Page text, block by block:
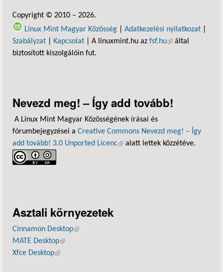
Copyright © 2010 – 2026.
Linux Mint Magyar Közösség
Adatkezelési nyilatkozat
Szabályzat
Kapcsolat | A linuxmint.hu az fsf.hu(külső hivatkozás)
által
biztosított kiszolgálóin fut.
Nevezd meg! – Így add tovább!
A Linux Mint Magyar Közösségének írásai és
fórumbejegyzései a Creative Commons Nevezd meg! – Így
add tovább! 3.0 Unported Licenc(külső hivatkozás)
alatt lettek közzétéve.
Asztali környezetek
Cinnamon Desktop(külső hivatkozás)
MATE Desktop(külső hivatkozás)
Xfce Desktop(külső hivatkozás)